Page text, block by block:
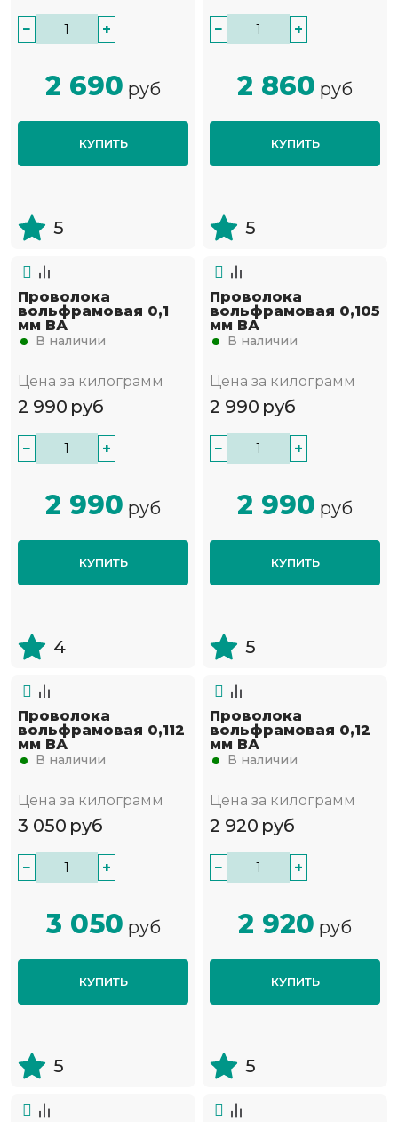
− +
2 690 руб
КУПИТЬ
5
− +
2 860 руб
КУПИТЬ
5
Проволока
вольфрамовая 0,1
мм ВА
В наличии
Цена за килограмм
2 990 руб
− +
2 990 руб
КУПИТЬ
4
Проволока
вольфрамовая 0,105
мм ВА
В наличии
Цена за килограмм
2 990 руб
− +
2 990 руб
КУПИТЬ
5
Проволока
вольфрамовая 0,112
мм ВА
В наличии
Цена за килограмм
3 050 руб
− +
3 050 руб
КУПИТЬ
5
Проволока
вольфрамовая 0,12
мм ВА
В наличии
Цена за килограмм
2 920 руб
− +
2 920 руб
КУПИТЬ
5